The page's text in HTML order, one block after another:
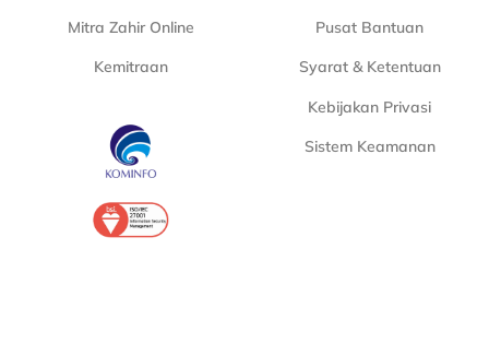
Mitra Zahir Online
Kemitraan
Pusat Bantuan
Syarat & Ketentuan
Kebijakan Privasi
Sistem Keamanan